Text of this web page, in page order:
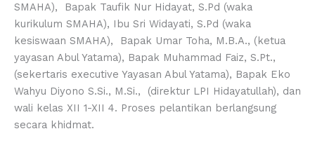
SMAHA), Bapak Taufik Nur Hidayat, S.Pd (waka
kurikulum SMAHA), Ibu Sri Widayati, S.Pd (waka
kesiswaan SMAHA), Bapak Umar Toha, M.B.A., (ketua
yayasan Abul Yatama), Bapak Muhammad Faiz, S.Pt.,
(sekertaris executive Yayasan Abul Yatama), Bapak Eko
Wahyu Diyono S.Si., M.Si., (direktur LPI Hidayatullah), dan
wali kelas XII 1-XII 4. Proses pelantikan berlangsung
secara khidmat.